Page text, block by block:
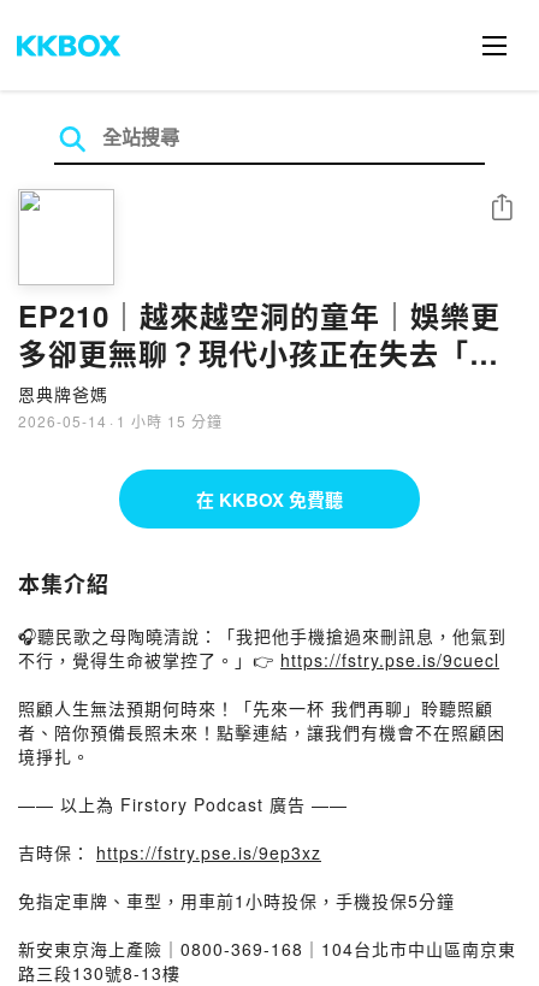
EP210｜越來越空洞的童年｜娛樂更
多卻更無聊？現代小孩正在失去「這
項」能力！
恩典牌爸媽
2026-05-14 · 1 小時 15 分鐘
分享
在 KKBOX 免費聽
本集介紹
🎧聽民歌之母陶曉清說：「我把他手機搶過來刪訊息，他氣到
不行，覺得生命被掌控了。」👉 https://fstry.pse.is/9cuecl
照顧人生無法預期何時來！「先來一杯 我們再聊」聆聽照顧
者、陪你預備長照未來！點擊連結，讓我們有機會不在照顧困
境掙扎。
—— 以上為 Firstory Podcast 廣告 ——
吉時保： https://fstry.pse.is/9ep3xz
免指定車牌、車型，用車前1小時投保，手機投保5分鐘
新安東京海上產險｜0800-369-168｜104台北市中山區南京東
路三段130號8-13樓